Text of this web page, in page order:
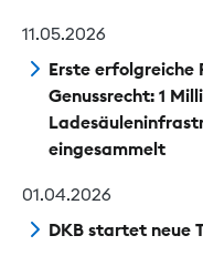
11.05.2026
Erste erfolgreiche
Genussrecht: 1
eingesammelt
01.04.2026
DKB startet neue